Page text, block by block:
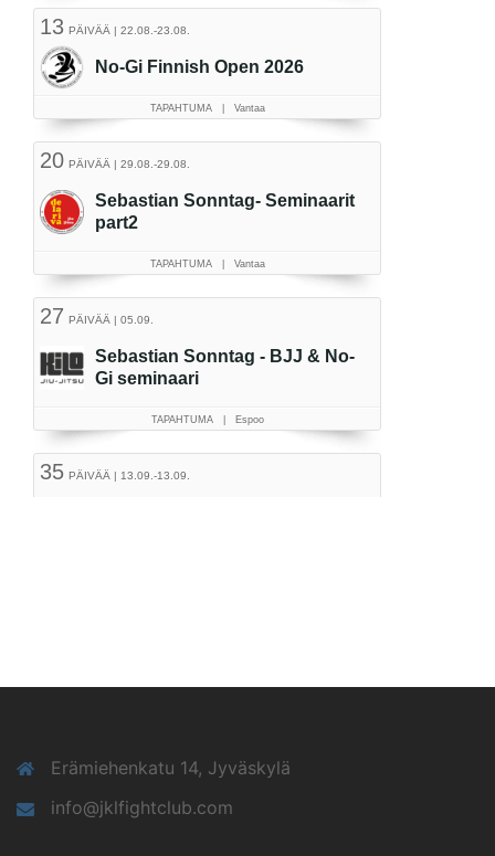
Erämiehenkatu 14, Jyväskylä
info@jklfightclub.com